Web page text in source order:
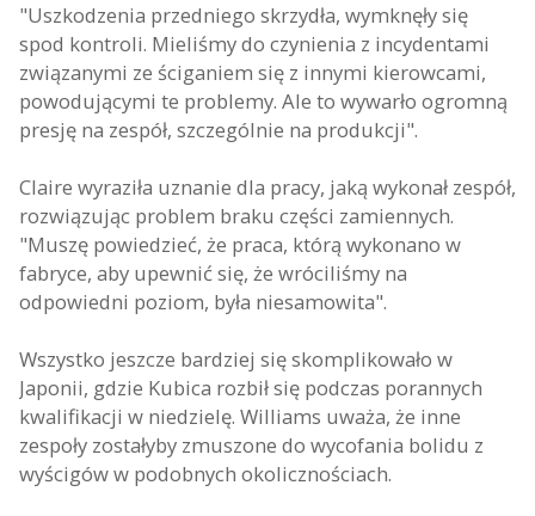
"Uszkodzenia przedniego skrzydła, wymknęły się
spod kontroli. Mieliśmy do czynienia z incydentami
związanymi ze ściganiem się z innymi kierowcami,
powodującymi te problemy. Ale to wywarło ogromną
presję na zespół, szczególnie na produkcji".
Claire wyraziła uznanie dla pracy, jaką wykonał zespół,
rozwiązując problem braku części zamiennych.
"Muszę powiedzieć, że praca, którą wykonano w
fabryce, aby upewnić się, że wróciliśmy na
odpowiedni poziom, była niesamowita".
Wszystko jeszcze bardziej się skomplikowało w
Japonii, gdzie Kubica rozbił się podczas porannych
kwalifikacji w niedzielę. Williams uważa, że inne
zespoły zostałyby zmuszone do wycofania bolidu z
wyścigów w podobnych okolicznościach.